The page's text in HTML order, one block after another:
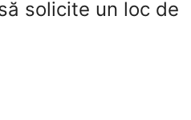
solicite un loc de